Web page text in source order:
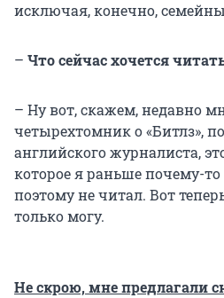
исключая, конечно,
– Что сейчас хочется
– Ну вот, скажем, недавно
четырехтомник о «Битлз»,
английского журналиста,
которое я раньше почему-
поэтому не читал. Вот
только могу.
Не скрою, мне предлагали